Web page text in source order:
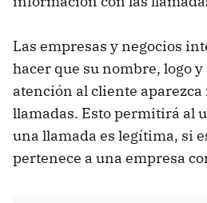
Las empresas y negocios
hacer que su nombre, logo
atención al cliente
llamadas. Esto permitirá al
una llamada es legítima, si
pertenece a una empresa